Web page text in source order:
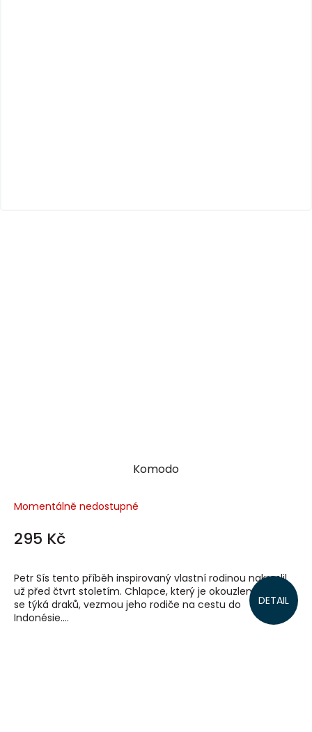
Komodo
Momentálně nedostupné
295 Kč
DETAIL
Petr Sís tento příběh inspirovaný vlastní rodinou nakreslil
už před čtvrt stoletím. Chlapce, který je okouzlen vším, co
se týká draků, vezmou jeho rodiče na cestu do
Indonésie....